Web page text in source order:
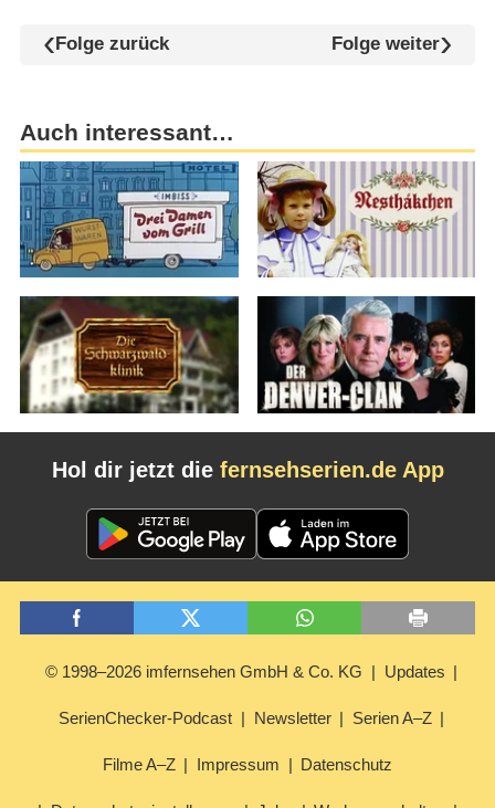
Folge zurück Folge weiter
Auch interessant…
Hol dir jetzt die fernsehserien.de App
© 1998–2026 imfernsehen GmbH & Co. KG Updates
SerienChecker-Podcast Newsletter Serien A–Z
Filme A–Z Impressum Datenschutz